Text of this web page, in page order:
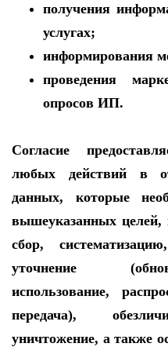
получения
услугах;
информирования
проведения
опросов ИП.
Согласие
любых действий в
данных, которые
вышеуказанных целей,
сбор,
уточнение
использование,
передача),
уничтожение, а также